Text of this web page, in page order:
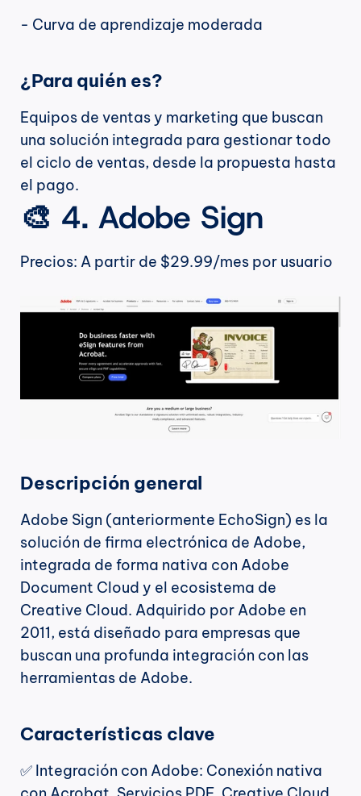
- Curva de aprendizaje moderada
¿Para quién es?
Equipos de ventas y marketing que buscan
una solución integrada para gestionar todo
el ciclo de ventas, desde la propuesta hasta
el pago.
🎨 4. Adobe Sign
Precios: A partir de $29.99/mes por usuario
Descripción general
Adobe Sign (anteriormente EchoSign) es la
solución de firma electrónica de Adobe,
integrada de forma nativa con Adobe
Document Cloud y el ecosistema de
Creative Cloud. Adquirido por Adobe en
2011, está diseñado para empresas que
buscan una profunda integración con las
herramientas de Adobe.
Características clave
✅ Integración con Adobe: Conexión nativa